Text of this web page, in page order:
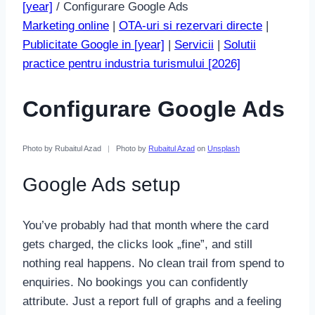
[year] / Configurare Google Ads
Marketing online
OTA-uri si rezervari directe
Publicitate Google in [year]
Servicii
Solutii
practice pentru industria turismului [2026]
Configurare Google Ads
Photo by Rubaitul Azad Photo by Rubaitul Azad on Unsplash
Google Ads setup
You’ve probably had that month where the card
gets charged, the clicks look „fine”, and still
nothing real happens. No clean trail from spend to
enquiries. No bookings you can confidently
attribute. Just a report full of graphs and a feeling